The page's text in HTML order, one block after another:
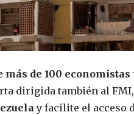
más de 100
dirigida también al FMI,
y facilite el acceso